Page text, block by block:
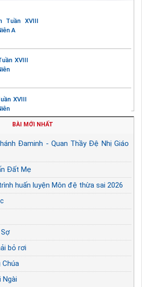
Tuần XVIII
A
XVIII
XVIII
BÀI MỚI NHẤT
Đaminh - Quan Thầy Đệ Nhị Giáo
Đất Mẹ
huấn luyện Môn đệ thừa sai 2026
bỏ rơi
Chúa